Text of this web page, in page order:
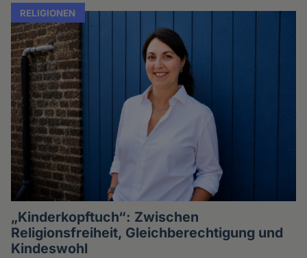
RELIGIONEN
„Kinderkopftuch“: Zwischen
Religionsfreiheit, Gleichberechtigung und
Kindeswohl